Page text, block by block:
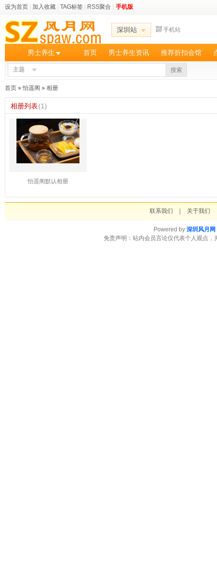
设为首页 加入收藏 TAG标签 RSS聚合 手机版
深圳站 手机站
男士养生 首页 男士养生资讯 推荐折扣会馆
主题 搜索
首页 »怡遥阁 » 相册
相册列表(1)
怡遥阁默认相册
联系我们 关于我们
Powered by 深圳风月网
免责声明：站内会员言论仅代表个人观点